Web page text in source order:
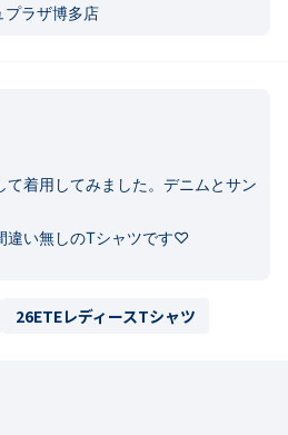
プラザ博多店
て着用してみました。デニムとサン
違い無しのTシャツです♡
26ETEレディースTシャツ